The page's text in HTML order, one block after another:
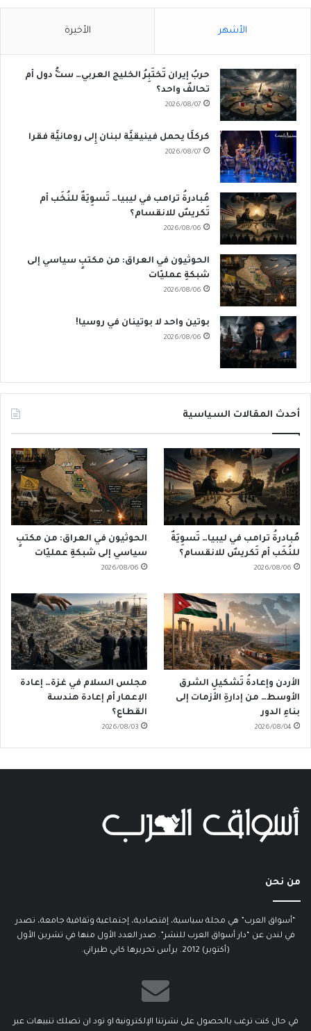
الأشهر الأخيرة
حربُ إيران تَختَبِرُ الخليج العربي… ستُّ دول أم
تحالفٌ واحد؟
2026/08/07
كركلَّا يحمل فينيقيَّة لبنان إِلى رومانيَّة فقرا
2026/08/07
مُبادرةُ ترامب في ليبيا… تَسوِيَةٌ للنُخَب أم
تَكريسٌ للانقسام؟
2026/08/06
الحوثيون في العراق: من مكتبٍ سياسي إلى
شبكةِ عمليّات
2026/08/06
بوتين واحد لا بوتينان في روسيا!
2026/08/06
أحدث المقالات السياسية
مُبادرةُ ترامب في ليبيا… تَسوِيَةٌ
للنُخَب أم تَكريسٌ للانقسام؟
2026/08/06
الحوثيون في العراق: من مكتبٍ
سياسي إلى شبكةِ عمليّات
2026/08/06
الأردن وإعادةُ تَشكيلِ الشرق
الأوسط… من إدارةِ الأزمات إلى
بناءِ الدور
2026/08/04
مجلس السلام في غزة… إعادة
الإعمار أم إعادة هندسة
القطاع؟
2026/08/03
من نحن
“أسواق العرب” هي مجلة سياسية، إقتصادية، إجتماعية وثقافية جامعة، تصدر
في لندن عن “دار أسواق العرب للنشر”. صدر العدد الأول منها في تشرين الأول
(أكتوبر) 2012. يرأس تحريرها كابي طبراني.
في حال كنت ترغب بالحصول على نشرتنا الإلكترونية او تود ان تصلك تنبيهات عبر